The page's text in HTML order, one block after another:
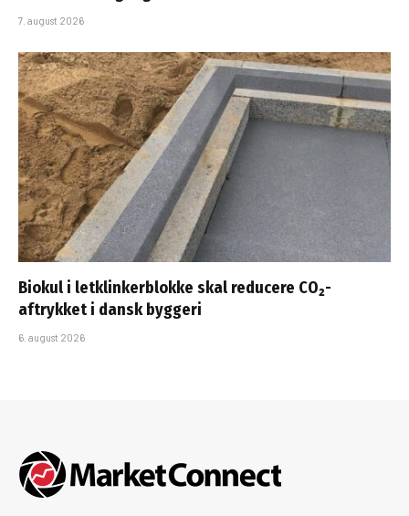
7. august 2026
Biokul i letklinkerblokke skal reducere CO₂-
aftrykket i dansk byggeri
6. august 2026